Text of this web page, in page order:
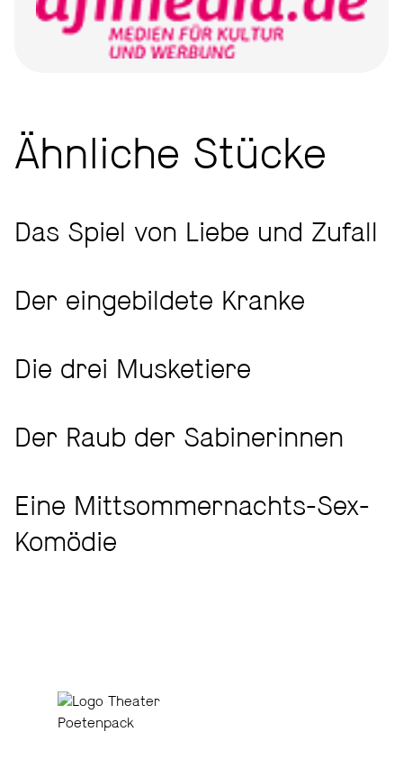
Ähnliche Stücke
Das Spiel von Liebe und Zufall
Der eingebildete Kranke
Die drei Musketiere
Der Raub der Sabinerinnen
Eine Mittsommernachts-Sex-
Komödie